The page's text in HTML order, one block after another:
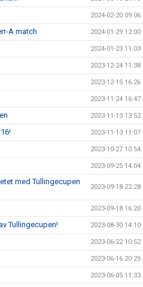
2024-02-20 09:06
A match 2024-01-29 12:00
2024-01-23 11:03
2023-12-24 11:38
2023-12-15 16:26
2023-11-24 16:47
2023-11-13 13:52
2023-11-13 11:07
2023-10-27 10:54
2023-09-25 14:04
med Tullingecupen
2023-09-18 22:28
2023-09-18 16:20
Tullingecupen! 2023-08-30 14:10
2023-06-22 10:52
2023-06-16 20:25
2023-06-05 11:33